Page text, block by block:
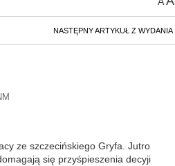
NASTĘPNY ARTYKUŁ Z WYDANIA
ze szczecińskiego Gryfa. Jutro
się przyśpieszenia decyji